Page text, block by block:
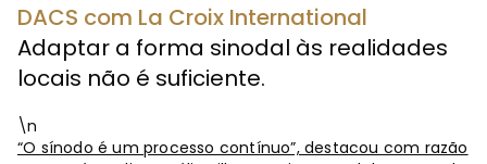
DACS com La Croix International
Adaptar a forma sinodal às realidades
locais não é suficiente.
\n
“O sínodo é um processo contínuo”, destacou com razão